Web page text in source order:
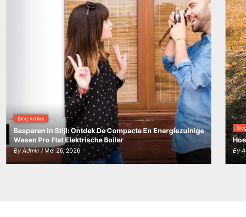
Blog Artikel
Besparen In Stijl: Ontdek De Compacte En Energiezuinige
Wesen Pro Flat Elektrische Boiler
By Admin/ Mei 26, 2026 By